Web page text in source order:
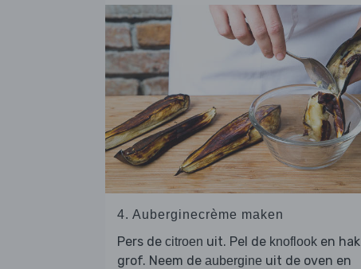
4. Auberginecrème maken
Pers de citroen uit. Pel de knoflook en hak
grof. Neem de aubergine uit de oven en